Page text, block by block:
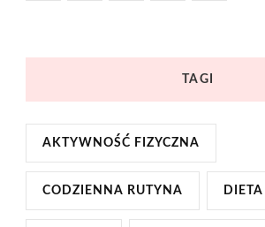
TAGI
AKTYWNOŚĆ FIZYCZNA
CODZIENNA RUTYNA DIETA